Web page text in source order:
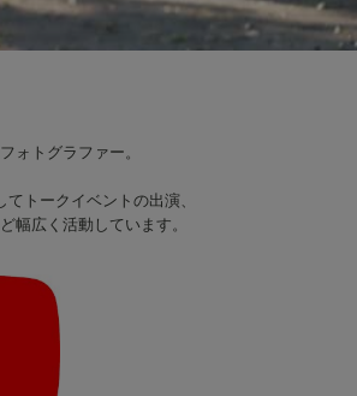
ォトグラファー。
トークイベントの出演、
幅広く活動しています。